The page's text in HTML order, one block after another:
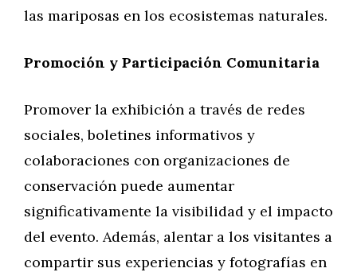
las mariposas en los ecosistemas naturales.
Promoción y Participación Comunitaria
Promover la exhibición a través de redes
sociales, boletines informativos y
colaboraciones con organizaciones de
conservación puede aumentar
significativamente la visibilidad y el impacto
del evento. Además, alentar a los visitantes a
compartir sus experiencias y fotografías en